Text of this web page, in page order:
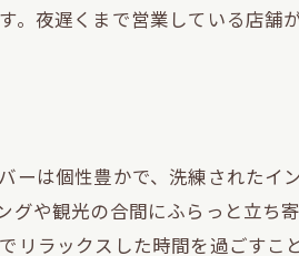
夜遅くまで営業している店舗
は個性豊かで、洗練されたイ
や観光の合間にふらっと立ち
ラックスした時間を過ごすこ